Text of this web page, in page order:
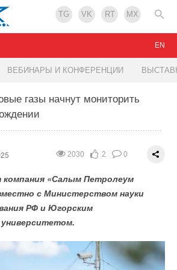
TG VK RT MX
ВЕБИНАРЫ И КОНФЕРЕНЦИИ
EN
газы начнут мониторить
2030 2 0
компания «Салым Петролеум
с Министерством науки
РФ и Югорским
РФ по установленной
для проектировщиков и